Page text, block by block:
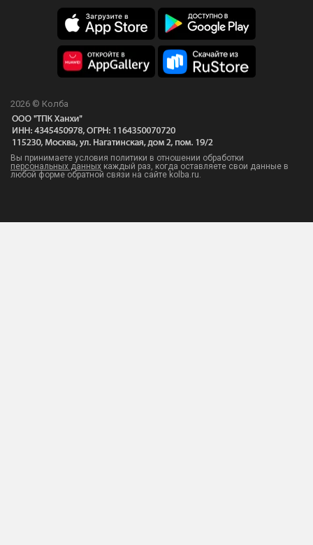
2026 © Колба
Вы принимаете условия политики в отношении обработки
персональных данных каждый раз, когда оставляете свои данные в
любой форме обратной связи на сайте kolba.ru.